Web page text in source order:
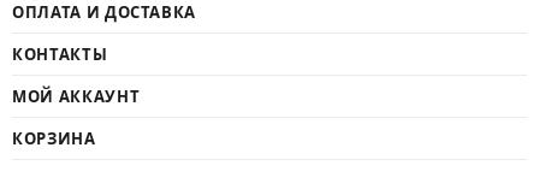
ОПЛАТА И ДОСТАВКА
КОНТАКТЫ
МОЙ АККАУНТ
КОРЗИНА